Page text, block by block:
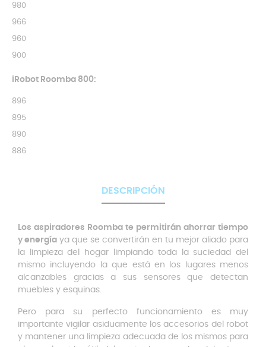
980
966
960
900
iRobot Roomba 800:
896
895
890
886
DESCRIPCIÓN
Los aspiradores Roomba te permitirán ahorrar tiempo
y energía ya que se convertirán en tu mejor aliado para
la limpieza del hogar limpiando toda la suciedad del
mismo incluyendo la que está en los lugares menos
alcanzables gracias a sus sensores que detectan
muebles y esquinas.
Pero para su perfecto funcionamiento es muy
importante vigilar asiduamente los accesorios del robot
y mantener una limpieza adecuada de los mismos para